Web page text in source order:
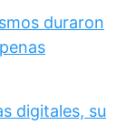
duraron
digitales, su